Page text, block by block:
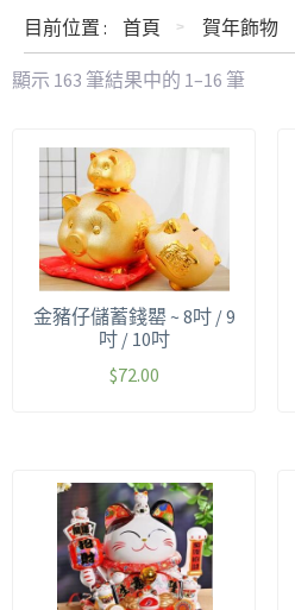
目前位置 : 首頁 賀年飾物
顯示 163 筆結果中的 1–16 筆
金豬仔儲蓄錢罌 ~ 8吋 / 9
吋 / 10吋
$72.00